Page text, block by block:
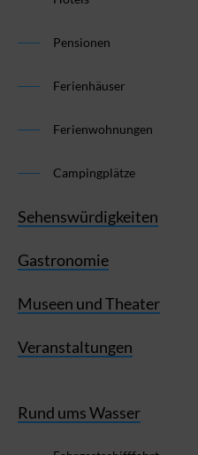
Pensionen
Ferienhäuser
Ferienwohnungen
Campingplätze
Sehenswürdigkeiten
Gastronomie
Museen und Theater
Veranstaltungen
Rund ums Wasser